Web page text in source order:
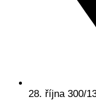
28. října 300/